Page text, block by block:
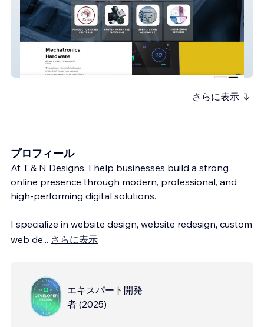
EMB New Eagle store
さらに表示
プロフィール
At T & N Designs, I help businesses build a strong
online presence through modern, professional, and
high-performing digital solutions.
I specialize in website design, website redesign, custom
web de... さらに表示
エキスパート開発
者 (2025)